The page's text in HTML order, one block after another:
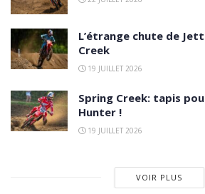
L’étrange chute de
Creek
19 JUILLET 2026
Spring Creek: tapis
Hunter !
19 JUILLET 2026
VOIR PLUS